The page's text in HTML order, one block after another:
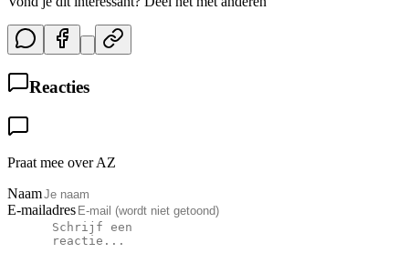
Reacties
Praat mee over AZ
Naam
E-mailadres